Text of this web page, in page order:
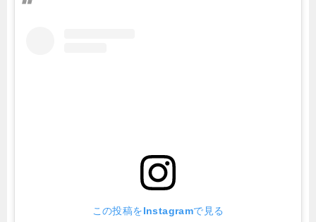
この投稿をInstagramで見る